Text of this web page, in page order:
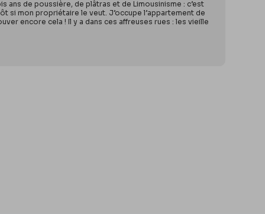
ans de poussière, de plâtras et de Limousinisme : c’est
si mon propriétaire le veut. J’occupe l’appartement de
encore cela ! Il y a dans ces affreuses rues : les vieille